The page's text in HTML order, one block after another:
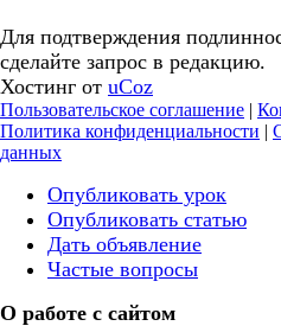
Для подтверждения
сделайте запрос в редакцию.
Хостинг от uCoz
Пользовательское соглашение |
Политика конфиденциальности |
данных
Опубликовать урок
Опубликовать статью
Дать объявление
Частые вопросы
О работе с сайтом